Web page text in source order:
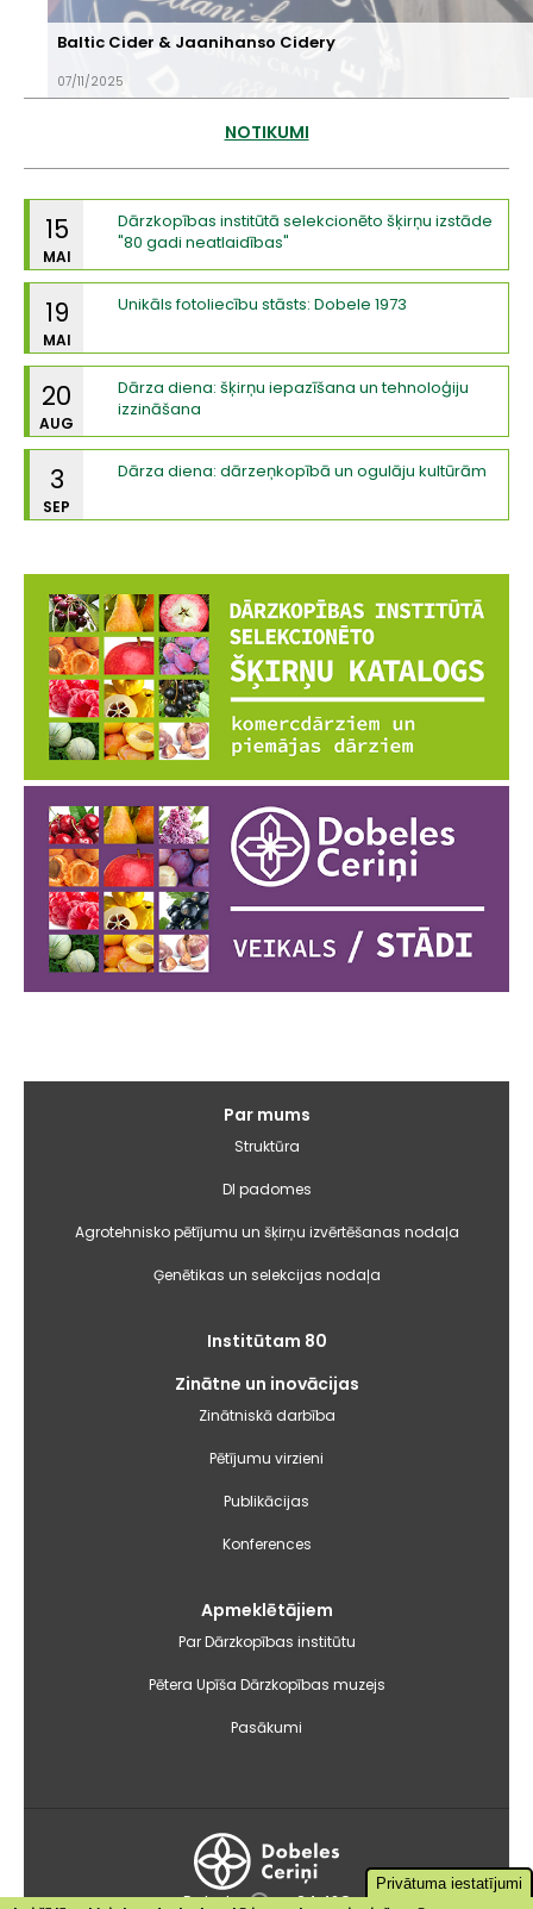
Baltic Cider & Jaanihanso Cidery
07/11/2025
NOTIKUMI
Dārzkopības institūtā selekcionēto šķirņu izstāde
"80 gadi neatlaidības"
15
MAI
Unikāls fotoliecību stāsts: Dobele 1973
19
MAI
Dārza diena: šķirņu iepazīšana un tehnoloģiju
izzināšana
20
AUG
Dārza diena: dārzeņkopībā un ogulāju kultūrām
3
SEP
Par mums
Struktūra
DI padomes
Agrotehnisko pētījumu un šķirņu izvērtēšanas nodaļa
Ģenētikas un selekcijas nodaļa
Institūtam 80
Zinātne un inovācijas
Zinātniskā darbība
Pētījumu virzieni
Publikācijas
Konferences
Apmeklētājiem
Par Dārzkopības institūtu
Pētera Upīša Dārzkopības muzejs
Pasākumi
Dobele +24.4°C
Privātuma iestatījumi